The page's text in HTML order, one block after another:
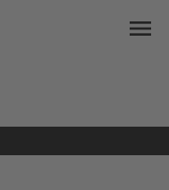
menu